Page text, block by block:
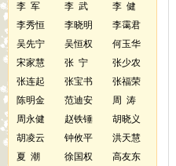
李 军
李 武
李 健
李秀恒
李晓明
李霭君
吴先宁
吴恒权
何玉华
宋家慧
张 宁
张少农
张连起
张宝书
张福荣
陈明金
范迪安
周 涛
周永健
赵铁锤
胡晓义
胡凌云
钟攸平
洪天慧
夏 潮
徐国权
高友东